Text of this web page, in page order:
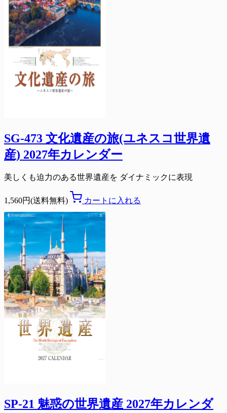
SG-473 文化遺産の旅(ユネスコ世界遺
産) 2027年カレンダー
美しくも迫力のある世界遺産を ダイナミックに表現
1,560円(送料無料) カートに入れる
SP-21 魅惑の世界遺産 2027年カレンダ